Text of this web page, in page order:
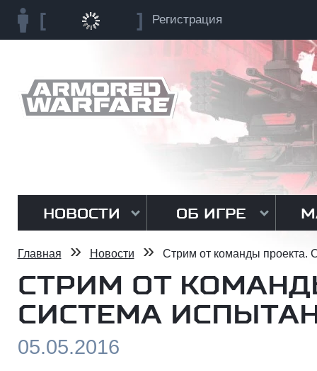
Регистрация
НОВОСТИ ОБ ИГРЕ
Главная » Новости » Стрим от команды проекта.
СТРИМ ОТ
СИСТЕМА
05.05.2016